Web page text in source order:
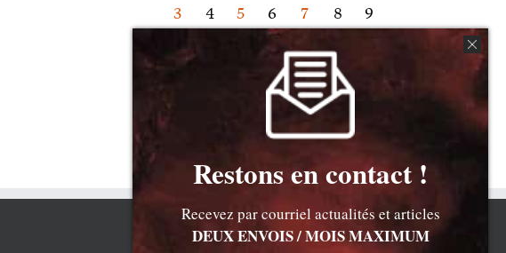
3
4 5 6 7 8
9
13
17
20 21 22
27 28 29
Restons en contact !
Recevez par courriel actualités et articles
DEUX ENVOIS / MOIS MAXIMUM